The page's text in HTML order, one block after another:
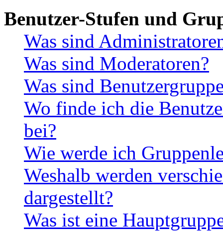
Benutzer-Stufen und
Was sind
Was sind Moderatoren?
Was sind
Wo finde ich die
bei?
Wie werde ich
Weshalb werden
dargestellt?
Was ist eine